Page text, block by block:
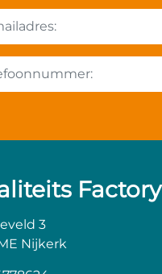
Factory
3
Nijkerk